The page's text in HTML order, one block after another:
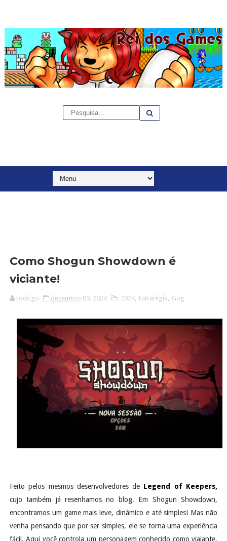
Como Shogun Showdown é
viciante!
rodrigo dezembro 09, 2024 2024, Estratégia Gog
Feito pelos mesmos desenvolvedores de Legend of Keepers,
cujo também já resenhamos no blog. Em Shogun Showdown,
encontramos um game mais leve, dinâmico e até simples! Mas não
venha pensando que por ser simples, ele se torna uma experiência
fácil. Aqui você controla um personagem conhecido como viajante,